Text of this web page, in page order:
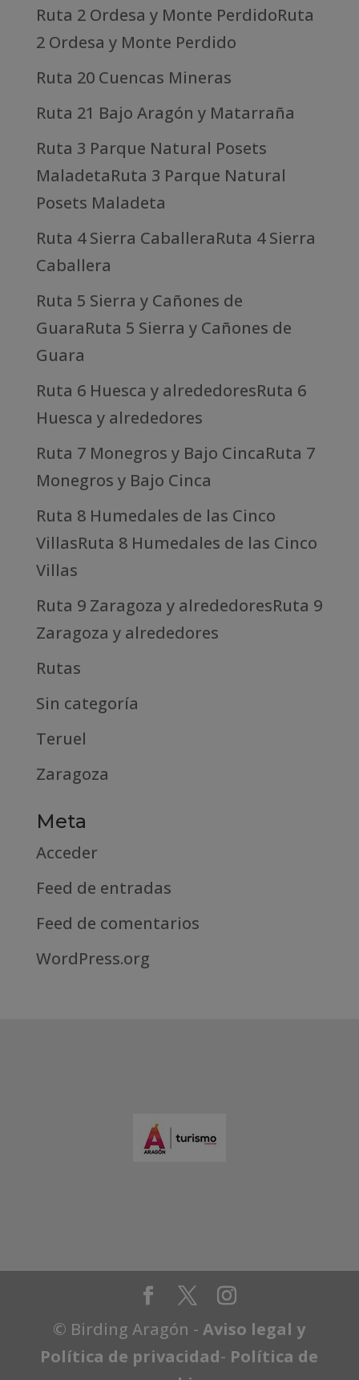
Ruta 2 Ordesa y Monte PerdidoRuta
2 Ordesa y Monte Perdido
Ruta 20 Cuencas Mineras
Ruta 21 Bajo Aragón y Matarraña
Ruta 3 Parque Natural Posets
MaladetaRuta 3 Parque Natural
Posets Maladeta
Ruta 4 Sierra CaballeraRuta 4 Sierra
Caballera
Ruta 5 Sierra y Cañones de
GuaraRuta 5 Sierra y Cañones de
Guara
Ruta 6 Huesca y alrededoresRuta 6
Huesca y alrededores
Ruta 7 Monegros y Bajo CincaRuta 7
Monegros y Bajo Cinca
Ruta 8 Humedales de las Cinco
VillasRuta 8 Humedales de las Cinco
Villas
Ruta 9 Zaragoza y alrededoresRuta 9
Zaragoza y alrededores
Rutas
Sin categoría
Teruel
Zaragoza
Meta
Acceder
Feed de entradas
Feed de comentarios
WordPress.org
© Birding Aragón -Aviso legal y
Política de privacidad- Política de